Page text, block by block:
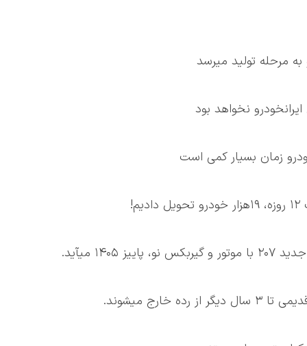
مرحله تولید میرسد
نخواهد بود
زمان بسیار کمی است
میآید.
میشوند.